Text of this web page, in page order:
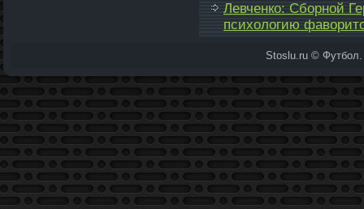
Левченко: Сборной
психологию
Stoslu.ru © Футбол.